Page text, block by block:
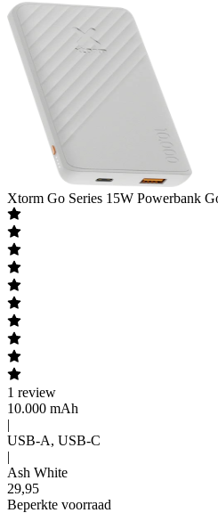
Xtorm Go Series 15W Powerbank
1 review
10.000 mAh
|
USB-A, USB-C
|
Ash White
29,95
Beperkte voorraad